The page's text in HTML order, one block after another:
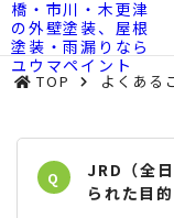
TOP よくある
Q
JRD（全
られた目